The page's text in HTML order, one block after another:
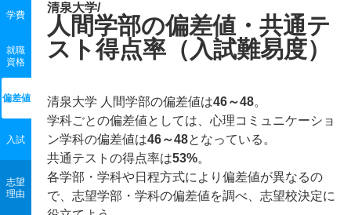
学費
就職
資格
偏差値
入試
志望
理由
清泉大学/
人間学部の偏差値・共通テ
スト得点率（入試難易度）
清泉大学 人間学部の偏差値は46～48。
学科ごとの偏差値としては、心理コミュニケーショ
ン学科の偏差値は46～48となっている。
共通テストの得点率は53%。
各学部・学科や日程方式により偏差値が異なるの
で、志望学部・学科の偏差値を調べ、志望校決定に